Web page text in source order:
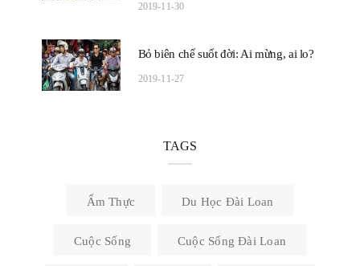
2019-11-30
Bỏ biên chế suốt đời: Ai mừng, ai lo?
2019-11-27
TAGS
Ẩm Thực Du Học Đài Loan
Cuộc Sống Cuộc Sống Đài Loan